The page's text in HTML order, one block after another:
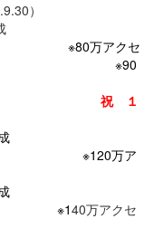
）
） ※80万アクセ
） ※90
） 祝 １
ス達成
万ア
）
※140万アクセ